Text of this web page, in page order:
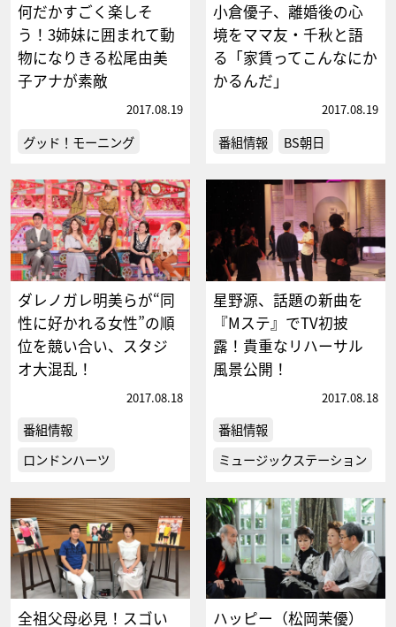
何だかすごく楽しそ
う！3姉妹に囲まれて動
物になりきる松尾由美
子アナが素敵
2017.08.19
グッド！モーニング
小倉優子、離婚後の心
境をママ友・千秋と語
る「家賃ってこんなにか
かるんだ」
2017.08.19
番組情報 BS朝日
ダレノガレ明美らが“同
性に好かれる女性”の順
位を競い合い、スタジ
オ大混乱！
2017.08.18
番組情報
ロンドンハーツ
星野源、話題の新曲を
『Mステ』でTV初披
露！貴重なリハーサル
風景公開！
2017.08.18
番組情報
ミュージックステーション
全祖父母必見！スゴい
ハッピー（松岡茉優）